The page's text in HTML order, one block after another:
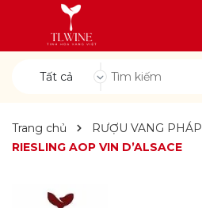
Tất cả
Trang chủ RƯỢU VANG PHÁP
RIESLING AOP VIN D’ALSACE